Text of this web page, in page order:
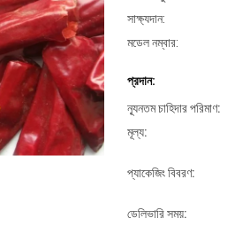
সাক্ষ্যদান:
মডেল নম্বার:
প্রদান:
ন্যূনতম চাহিদার পরিমাণ:
মূল্য:
প্যাকেজিং বিবরণ:
ডেলিভারি সময়: